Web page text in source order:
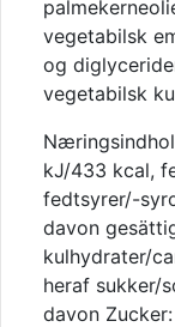
vegetabilsk
og
vegetabilsk
kJ/433 kcal,
fedtsyrer/-
davon
kulhydrater/
heraf sukker/
davon